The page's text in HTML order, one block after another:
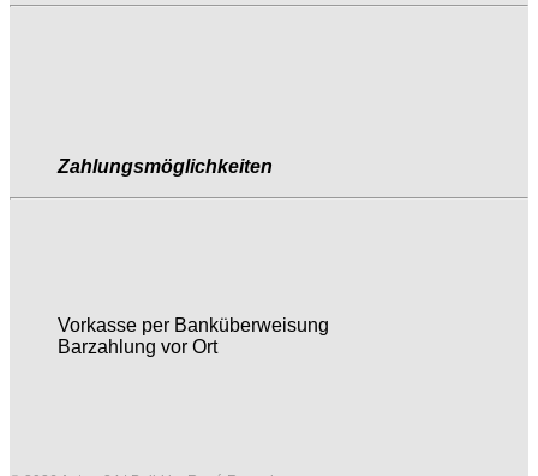
Zahlungsmöglichkeiten
Vorkasse per Banküberweisung
Barzahlung vor Ort